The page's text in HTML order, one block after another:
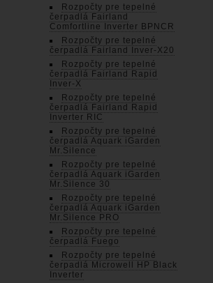
Rozpočty pre tepelné
čerpadlá Fairland
Comfortline Inverter BPNCR
Rozpočty pre tepelné
čerpadlá Fairland Inver-X20
Rozpočty pre tepelné
čerpadlá Fairland Rapid
Inver-X
Rozpočty pre tepelné
čerpadlá Fairland Rapid
Inverter RIC
Rozpočty pre tepelné
čerpadlá Aquark iGarden
Mr.Silence
Rozpočty pre tepelné
čerpadlá Aquark iGarden
Mr.Silence 30
Rozpočty pre tepelné
čerpadlá Aquark iGarden
Mr.Silence PRO
Rozpočty pre tepelné
čerpadlá Fuego
Rozpočty pre tepelné
čerpadlá Microwell HP Black
Inverter